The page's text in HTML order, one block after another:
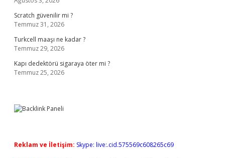
Scratch güvenilir mi ?
Temmuz 31, 2026
Turkcell maaşı ne kadar ?
Temmuz 29, 2026
Kapı dedektörü sigaraya öter mi ?
Temmuz 25, 2026
Reklam ve İletişim: Skype: live:.cid.575569c608265c69